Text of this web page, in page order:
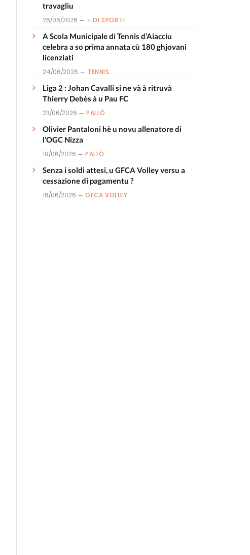
travagliu
26/06/2026 + DI SPORTI
A Scola Municipale di Tennis d’Aiacciu
celebra a so prima annata cù 180 ghjovani
licenziati
24/06/2026 TENNIS
Liga 2 : Johan Cavalli si ne và à ritruvà
Thierry Debès à u Pau FC
23/06/2026 PALLÒ
Olivier Pantaloni hè u novu allenatore di
l’OGC Nizza
19/06/2026 PALLÒ
Senza i soldi attesi, u GFCA Volley versu a
cessazione di pagamentu ?
16/06/2026 GFCA VOLLEY